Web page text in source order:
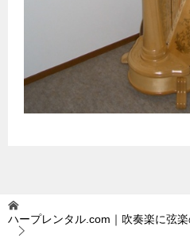
ハープレンタル.com｜吹奏楽に弦